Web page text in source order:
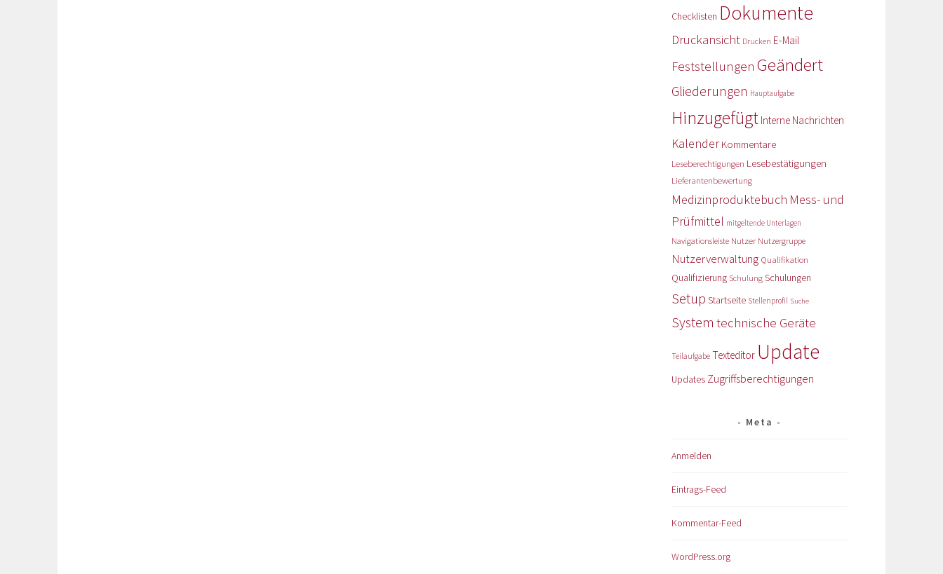
Checklisten Dokumente
Druckansicht Drucken E-Mail
Feststellungen Geändert
Gliederungen Hauptaufgabe
Hinzugefügt Interne Nachrichten
Kalender Kommentare
Leseberechtigungen Lesebestätigungen
Lieferantenbewertung
Medizinproduktebuch Mess- und
Prüfmittel mitgeltende Unterlagen
Navigationsleiste Nutzer Nutzergruppe
Nutzerverwaltung Qualifikation
Qualifizierung Schulung Schulungen
Setup Startseite Stellenprofil Suche
System technische Geräte
Teilaufgabe Texteditor Update
Updates Zugriffsberechtigungen
Meta
Anmelden
Eintrags-Feed
Kommentar-Feed
WordPress.org